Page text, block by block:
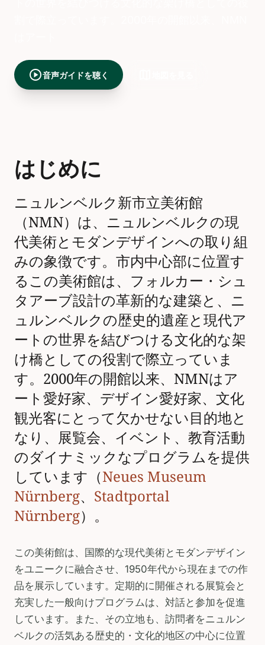
play_circle音声ガイドを聴く
はじめに
ニュルンベルク新市立美術館
（NMN）は、ニュルンベルクの現
代美術とモダンデザインへの取り組
みの象徴です。市内中心部に位置す
るこの美術館は、フォルカー・シュ
タアーブ設計の革新的な建築と、ニ
ュルンベルクの歴史的遺産と現代ア
ートの世界を結びつける文化的な架
け橋としての役割で際立っていま
す。2000年の開館以来、NMNはア
ート愛好家、デザイン愛好家、文化
観光客にとって欠かせない目的地と
なり、展覧会、イベント、教育活動
のダイナミックなプログラムを提供
しています（Neues Museum
Nürnberg、 Stadtportal
Nürnberg）。
この美術館は、国際的な現代美術とモダンデザイン
をユニークに融合させ、1950年代から現在までの作
品を展示しています。定期的に開催される展覧会と
充実した一般向けプログラムは、対話と参加を促進
しています。また、その立地も、訪問者をニュルン
ベルクの活気ある歴史的・文化的地区の中心に位置